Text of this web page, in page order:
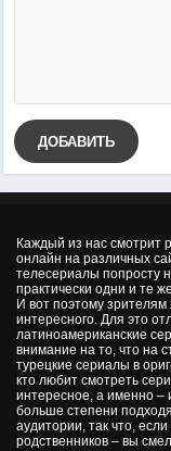
ДОБАВИТЬ
Каждый из нас смотрит
онлайн на различных
телесериалы попросту
практически одни и те
И вот поэтому зрителям
интересного. Для это
латиноамериканские
внимание на то, что на
турецкие сериалы в
кто любит смотреть
интересное, а именно –
больше степени
аудитории, так что,
родственников – вы